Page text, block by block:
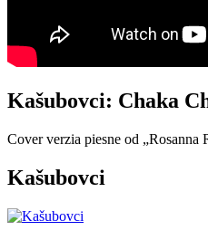
Kašubovci: Chaka
Cover verzia piesne od
Kašubovci